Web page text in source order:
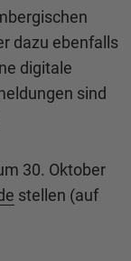
dazu ebenfalls
digitale
sind
30. Oktober
stellen (auf